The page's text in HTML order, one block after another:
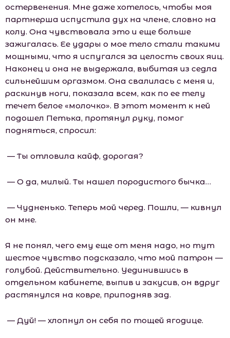
остервенения. Мне даже хотелось, чтобы моя
партнерша испустила дух на члене, словно на
колу. Она чувствовала это и еще больше
зажигалась. Ее удары о мое тело стали такими
мощными, что я испугался за целость своих яиц.
Наконец и она не выдержала, выбитая из седла
сильнейшим оргазмом. Она свалилась с меня и,
раскинув ноги, показала всем, как по ее телу
течет белое «молочко». В этот момент к ней
подошел Петька, протянул руку, помог
подняться, спросил:
— Ты отловила кайф, дорогая?
— О да, милый. Ты нашел породистого бычка…
— Чудненько. Теперь мой черед. Пошли, — кивнул
он мне.
Я не понял, чего ему еще от меня надо, но тут
шестое чувство подсказало, что мой патрон —
голубой. Действительно. Уединившись в
отдельном кабинете, выпив и закусив, он вдруг
растянулся на ковре, приподняв зад.
— Дуй! — хлопнул он себя по тощей ягодице.